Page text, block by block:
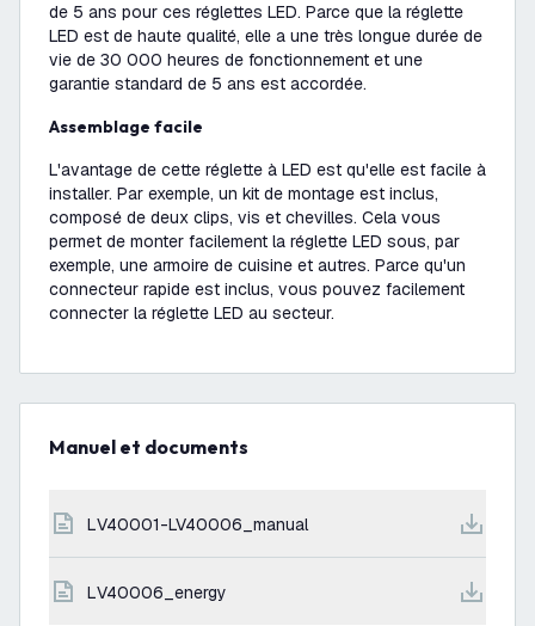
de 5 ans pour ces réglettes LED. Parce que la réglette
LED est de haute qualité, elle a une très longue durée de
vie de 30 000 heures de fonctionnement et une
garantie standard de 5 ans est accordée.
Assemblage facile
L'avantage de cette réglette à LED est qu'elle est facile à
installer. Par exemple, un kit de montage est inclus,
composé de deux clips, vis et chevilles. Cela vous
permet de monter facilement la réglette LED sous, par
exemple, une armoire de cuisine et autres. Parce qu'un
connecteur rapide est inclus, vous pouvez facilement
connecter la réglette LED au secteur.
Manuel et documents
LV40001-LV40006_manual
LV40006_energy